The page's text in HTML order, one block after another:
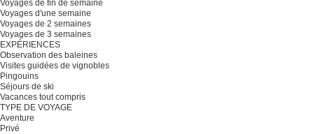
Voyages de fin de semaine
Voyages d'une semaine
Voyages de 2 semaines
Voyages de 3 semaines
EXPÉRIENCES
Observation des baleines
Visites guidées de vignobles
Pingouins
Séjours de ski
Vacances tout compris
TYPE DE VOYAGE
Aventure
Privé